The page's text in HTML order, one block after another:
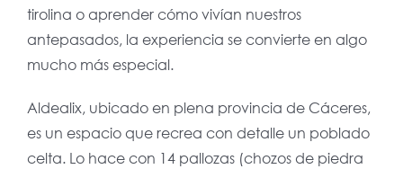
tirolina o aprender cómo vivían nuestros
antepasados, la experiencia se convierte en algo
mucho más especial.
Aldealix, ubicado en plena provincia de Cáceres,
es un espacio que recrea con detalle un poblado
celta. Lo hace con 14 pallozas (chozos de piedra